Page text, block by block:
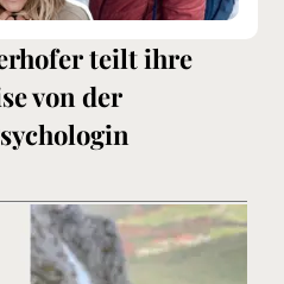
teilt ihre
von der